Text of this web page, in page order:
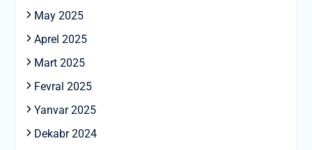
May 2025
Aprel 2025
Mart 2025
Fevral 2025
Yanvar 2025
Dekabr 2024